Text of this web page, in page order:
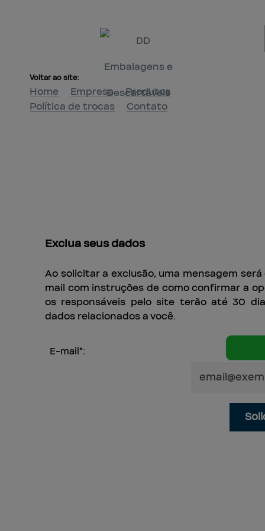
Voltar ao site:
Home Empresa
Produtos
Política de trocas
Contato
Exclua seus dados
Ao solicitar a exclusão, uma mensagem
mail com instruções de como confirmar a
os responsáveis pelo site terão até 30
dados relacionados a você.
E-mail*: